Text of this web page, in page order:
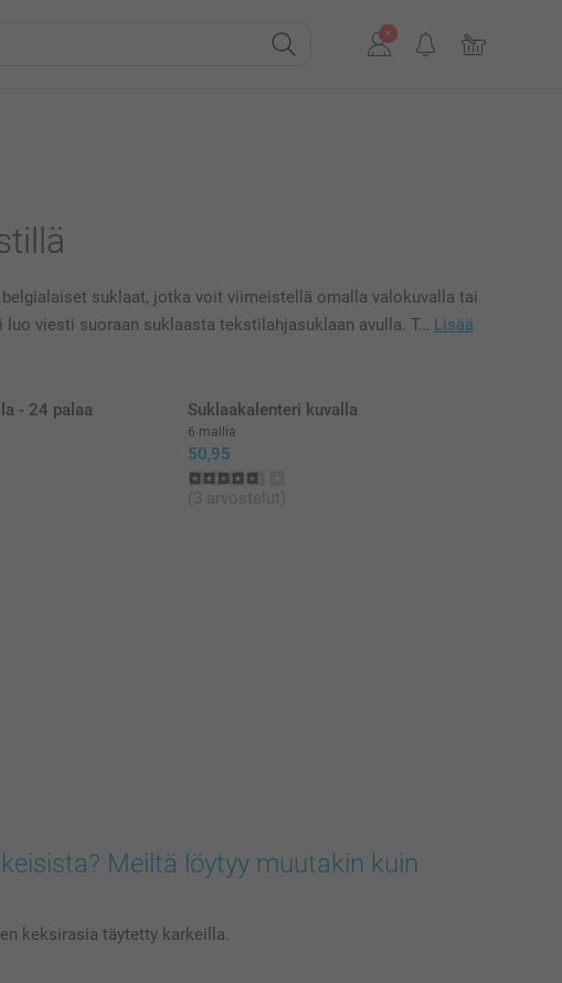
suklaat, jotka voit viimeistellä omalla valokuvalla tai
viesti suoraan suklaasta tekstilahjasuklaan avulla. T… Lisää
- 24 palaa
Suklaakalenteri kuvalla
6 mallia
50,95
(3 arvostelut)
Meiltä löytyy muutakin kuin
keksirasia täytetty karkeilla.